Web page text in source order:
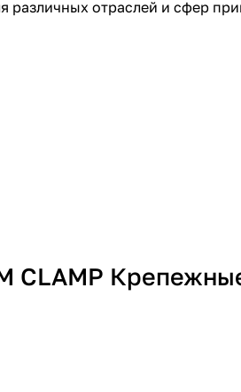
различных отраслей и сфер
CLAMP